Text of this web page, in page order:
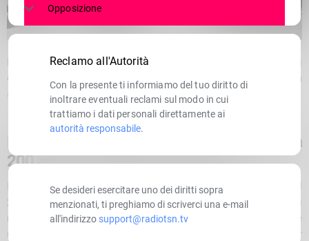
Nel 2025 la Strada dello Stelvio compie 200 anni. Scopri tutti gli
eventi, le celebrazioni culturali e sportive in programma da
aprile a settembre in Lombardia, Alto Adige e Val Müstair.
La Regina delle Strade Alpine festeggia
200 anni: il calendario eventi 2025
bicentenario della Strada dello Stelvio, in programma per il
2025
, sarà un’occasione unica per celebrare una delle strade di
montagna più spettacolari al mondo. Un tracciato iconico che
unisce da
Lombardia, Alto Adige e la Val Müstair
Opposizione
Reclamo all'Autorità
Con la presente ti informiamo del tuo diritto di
inoltrare eventuali reclami sul modo in cui
trattiamo i dati personali direttamente ai
autorità responsabile.
Se desideri esercitare uno dei diritti sopra
menzionati, ti preghiamo di scriverci una e-mail
all'indirizzo support@radiotsn.tv